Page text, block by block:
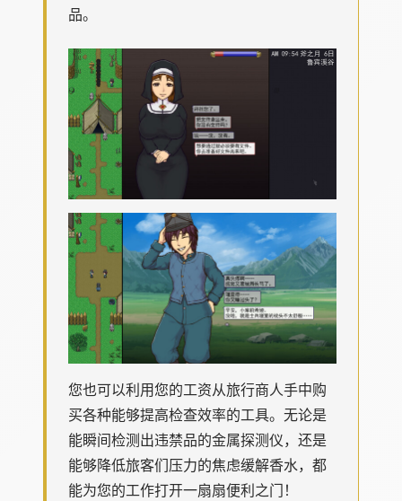
品。
您也可以利用您的工资从旅行商人手中购
买各种能够提高检查效率的工具。无论是
能瞬间检测出违禁品的金属探测仪，还是
能够降低旅客们压力的焦虑缓解香水，都
能为您的工作打开一扇扇便利之门！